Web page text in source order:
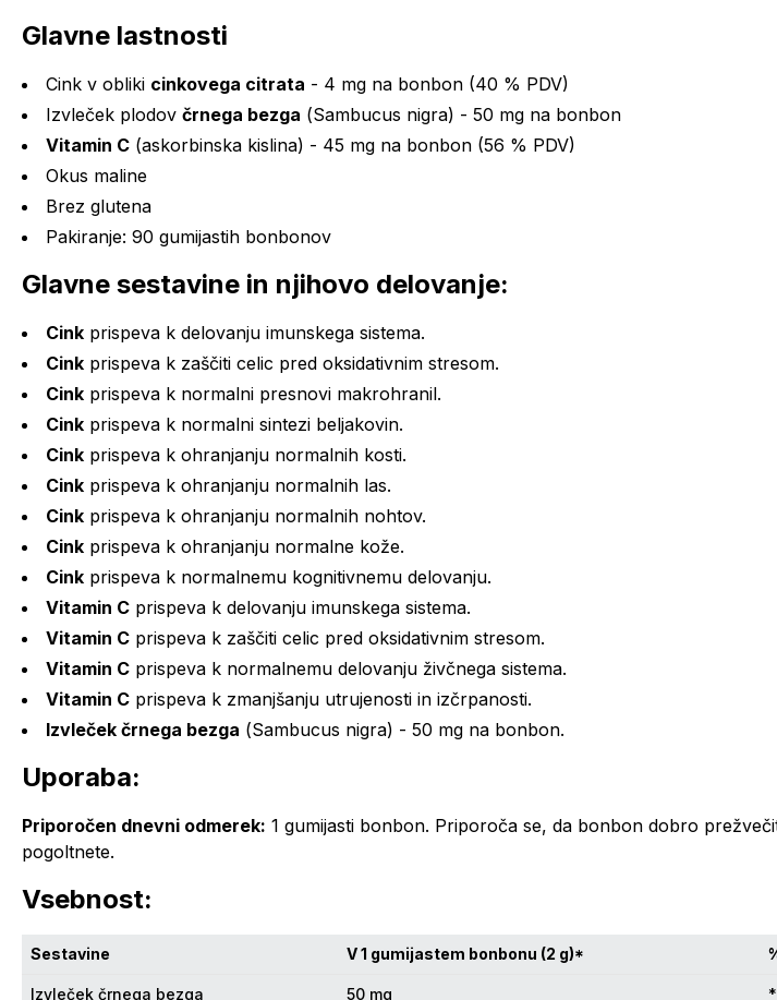
Glavne lastnosti
Cink v obliki cinkovega citrata - 4 mg na bonbon (40 % PDV)
Izvleček plodov črnega bezga (Sambucus nigra) - 50 mg na bonbon
Vitamin C (askorbinska kislina) - 45 mg na bonbon (56 % PDV)
Okus maline
Brez glutena
Pakiranje: 90 gumijastih bonbonov
Glavne sestavine in njihovo delovanje:
Cink prispeva k delovanju imunskega sistema.
Cink prispeva k zaščiti celic pred oksidativnim stresom.
Cink prispeva k normalni presnovi makrohranil.
Cink prispeva k normalni sintezi beljakovin.
Cink prispeva k ohranjanju normalnih kosti.
Cink prispeva k ohranjanju normalnih las.
Cink prispeva k ohranjanju normalnih nohtov.
Cink prispeva k ohranjanju normalne kože.
Cink prispeva k normalnemu kognitivnemu delovanju.
Vitamin C prispeva k delovanju imunskega sistema.
Vitamin C prispeva k zaščiti celic pred oksidativnim stresom.
Vitamin C prispeva k normalnemu delovanju živčnega sistema.
Vitamin C prispeva k zmanjšanju utrujenosti in izčrpanosti.
Izvleček črnega bezga (Sambucus nigra) - 50 mg na bonbon.
Uporaba:
Priporočen dnevni odmerek: 1 gumijasti bonbon. Priporoča se, da bonbon dobro
pogoltnete.
Vsebnost:
Sestavine V 1 gumijastem bonbonu (2 g)*
Izvleček črnega bezga 50 mg